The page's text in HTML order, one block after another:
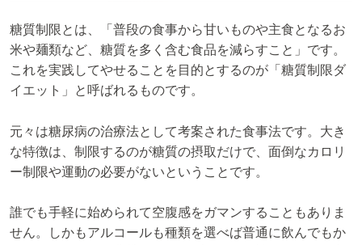
糖質制限とは、「普段の食事から甘いものや主食となるお
米や麺類など、糖質を多く含む食品を減らすこと」です。
これを実践してやせることを目的とするのが「糖質制限ダ
イエット」と呼ばれるものです。
元々は糖尿病の治療法として考案された食事法です。大き
な特徴は、制限するのが糖質の摂取だけで、面倒なカロリ
ー制限や運動の必要がないということです。
誰でも手軽に始められて空腹感をガマンすることもありま
せん。しかもアルコールも種類を選べば普通に飲んでもか